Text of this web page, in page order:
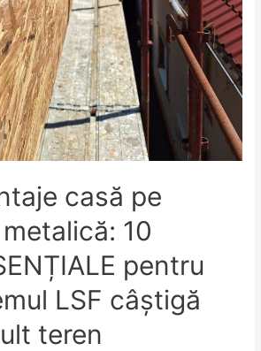
casă pe
10
pentru
LSF câștigă
teren